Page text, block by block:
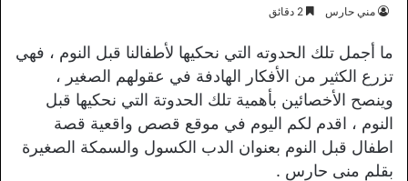
مني حارس
ما أجمل تلك الحدوته التي نحكيها لأطفالنا قبل النوم ، فهي
تزرع الكثير من الأفكار الهادفة في عقولهم الصغير ،
وينصح الأخصائين بأهمية تلك الحدوتة التي نحكيها قبل
النوم ، اقدم لكم اليوم في موقع قصص واقعية قصة
اطفال قبل النوم بعنوان الدب الكسول والسمكة الصغيرة
بقلم منى حارس .